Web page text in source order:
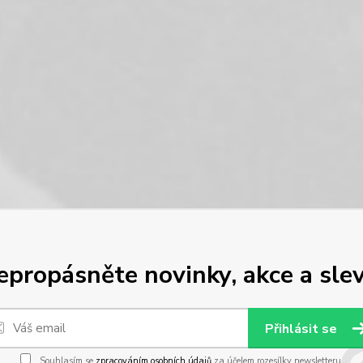
novinky, akce a
Přihlásit se